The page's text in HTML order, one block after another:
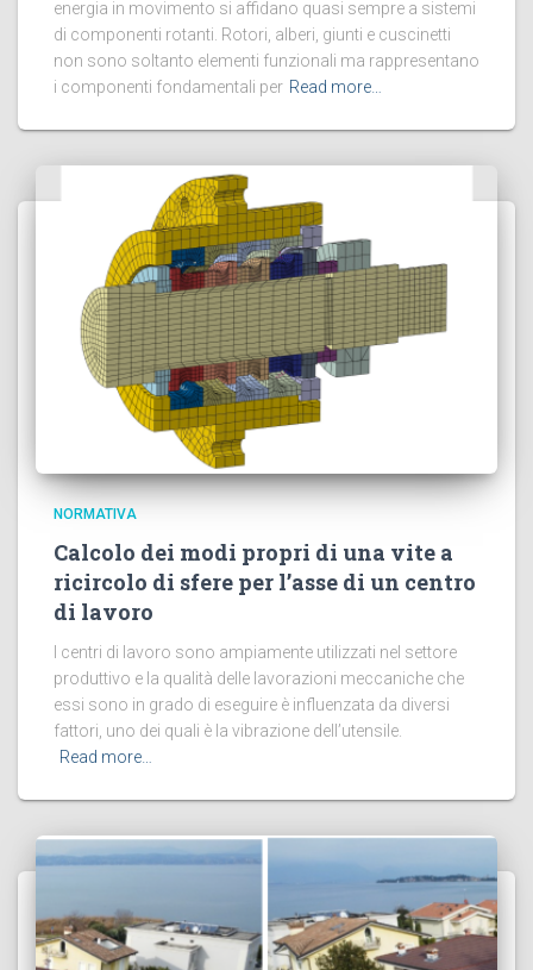
energia in movimento si affidano quasi sempre a sistemi
di componenti rotanti. Rotori, alberi, giunti e cuscinetti
non sono soltanto elementi funzionali ma rappresentano
i componenti fondamentali per Read more…
NORMATIVA
Calcolo dei modi propri di una vite a
ricircolo di sfere per l’asse di un centro
di lavoro
I centri di lavoro sono ampiamente utilizzati nel settore
produttivo e la qualità delle lavorazioni meccaniche che
essi sono in grado di eseguire è influenzata da diversi
fattori, uno dei quali è la vibrazione dell’utensile.
Read more…